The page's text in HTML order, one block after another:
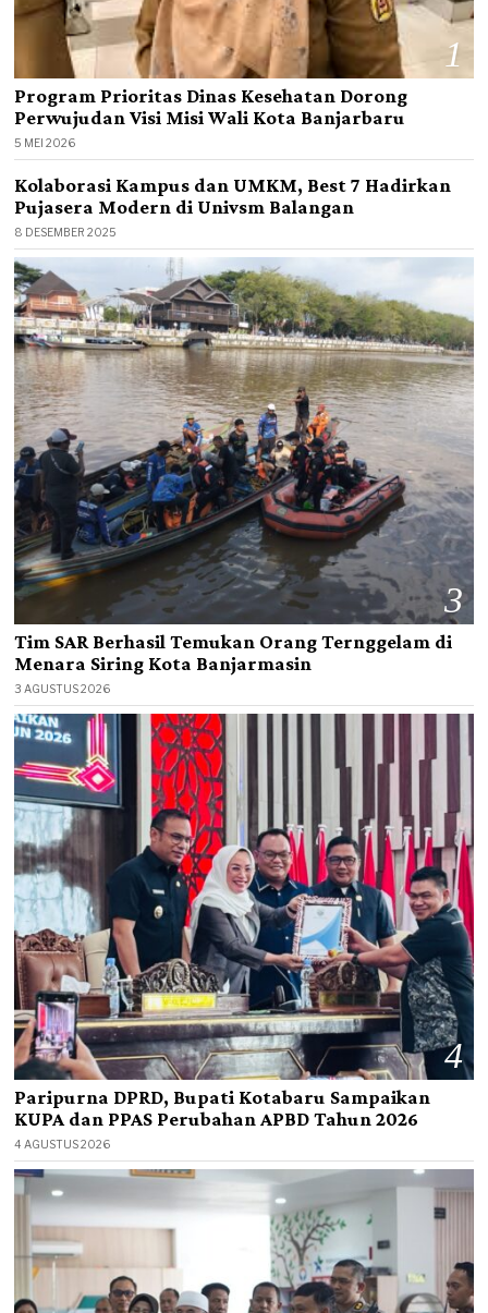
1
Program Prioritas Dinas Kesehatan Dorong
Perwujudan Visi Misi Wali Kota Banjarbaru
5 MEI 2026
Kolaborasi Kampus dan UMKM, Best 7 Hadirkan
Pujasera Modern di Univsm Balangan
8 DESEMBER 2025
3
Tim SAR Berhasil Temukan Orang Ternggelam di
Menara Siring Kota Banjarmasin
3 AGUSTUS 2026
4
Paripurna DPRD, Bupati Kotabaru Sampaikan
KUPA dan PPAS Perubahan APBD Tahun 2026
4 AGUSTUS 2026